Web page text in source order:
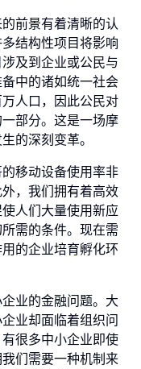
前景有着清晰的认
结构性项目将影响
及到企业或公民与
中的诸如统一社会
人口，因此公民对
部分。这是一场摩
的深刻变革。
移动设备使用率非
，我们拥有着高效
人们大量使用新应
需的条件。现在需
的企业培育孵化环
业的金融问题。大
业却面临着组织问
很多中小企业即使
们需要一种机制来